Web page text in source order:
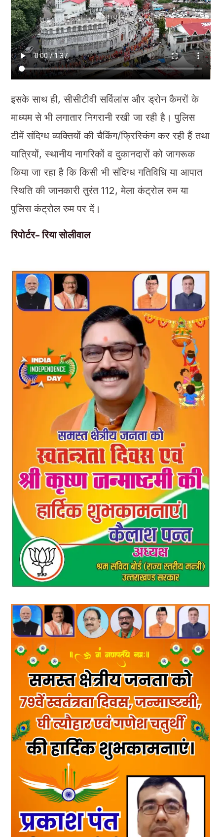
इसके साथ ही, सीसीटीवी सर्विलांस और ड्रोन कैमरों के
माध्यम से भी लगातार निगरानी रखी जा रही है। पुलिस
टीमें संदिग्ध व्यक्तियों की चैकिंग/फ्रिस्किंग कर रही हैं तथा
यात्रियों, स्थानीय नागरिकों व दुकानदारों को जागरूक
किया जा रहा है कि किसी भी संदिग्ध गतिविधि या आपात
स्थिति की जानकारी तुरंत 112, मेला कंट्रोल रुम या
पुलिस कंट्रोल रुम पर दें।
रिपोर्टर- रिया सोलीवाल